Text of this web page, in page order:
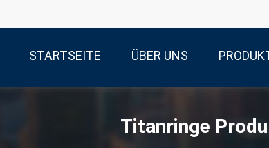
STARTSEITE ÜBER UNS
Titanringe